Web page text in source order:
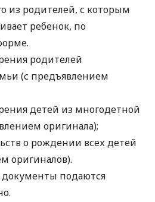
из родителей, с которым
ребенок, по
родителей
(с предъявлением
детей из многодетной
оригинала);
о рождении всех детей
оригиналов).
подаются